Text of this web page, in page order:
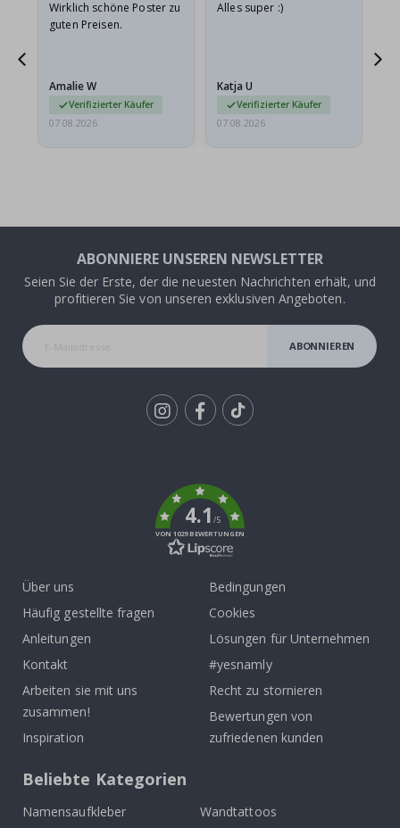
Wirklich schöne Poster zu
guten Preisen.
Amalie W
Verifizierter Käufer
07.08.2026
Alles super :)
Katja U
Verifizierter Käufer
07.08.2026
ABONNIERE UNSEREN NEWSLETTER
Seien Sie der Erste, der die neuesten Nachrichten erhält, und
profitieren Sie von unseren exklusiven Angeboten.
ABONNIEREN
4.1/5
VON 1029 BEWERTUNGEN
Über uns
Häufig gestellte fragen
Anleitungen
Kontakt
Arbeiten sie mit uns
zusammen!
Inspiration
Bedingungen
Cookies
Lösungen für Unternehmen
#yesnamly
Recht zu stornieren
Bewertungen von
zufriedenen kunden
Beliebte Kategorien
Namensaufkleber
Wandtattoos